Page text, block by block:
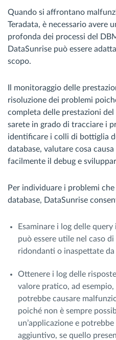
Quando si affrontano
Teradata, è necessario avere
profonda dei processi del
DataSunrise può essere
scopo.
Il monitoraggio delle
risoluzione dei problemi
completa delle prestazioni
sarete in grado di tracciare i
identificare i colli di bottiglia
database, valutare cosa
facilmente il debug e
Per individuare i problemi
database, DataSunrise
Esaminare i log delle
può essere utile nel caso
ridondanti o inaspettate
Ottenere i log delle
valore pratico, ad
potrebbe causare
poiché non è sempre
un’applicazione e
aggiuntivo, se quello